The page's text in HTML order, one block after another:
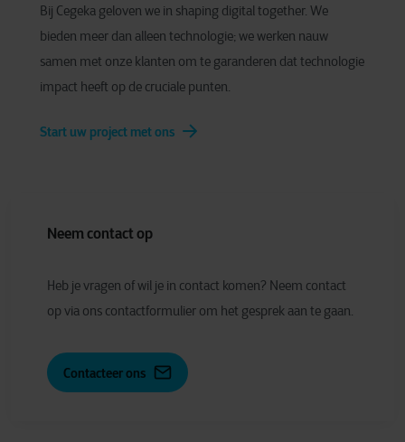
Bij Cegeka geloven we in shaping digital together. We
bieden meer dan alleen technologie; we werken nauw
samen met onze klanten om te garanderen dat technologie
impact heeft op de cruciale punten.
Start uw project met ons
Neem contact op
Heb je vragen of wil je in contact komen? Neem contact
op via ons contactformulier om het gesprek aan te gaan.
Contacteer ons